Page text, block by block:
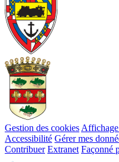
Gestion des cookies
Accessibilité Gérer mes
Contribuer Extranet Façonné